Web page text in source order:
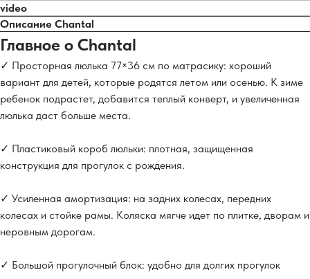
video
Описание Chantal
Главное о Chantal
✓ Просторная люлька 77×36 см по матрасику: хороший
вариант для детей, которые родятся летом или осенью. К зиме
ребенок подрастет, добавится теплый конверт, и увеличенная
люлька даст больше места.
✓ Пластиковый короб люльки: плотная, защищенная
конструкция для прогулок с рождения.
✓ Усиленная амортизация: на задних колесах, передних
колесах и стойке рамы. Коляска мягче идет по плитке, дворам и
неровным дорогам.
✓ Большой прогулочный блок: удобно для долгих прогулок